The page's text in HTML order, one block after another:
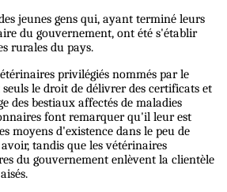
jeunes gens qui, ayant terminé leurs
du gouvernement, ont été s'établir
rurales du pays.
privilégiés nommés par le
le droit de délivrer des certificats et
des bestiaux affectés de maladies
font remarquer qu'il leur est
moyens d'existence dans le peu de
tandis que les vétérinaires
du gouvernement enlèvent la clientèle